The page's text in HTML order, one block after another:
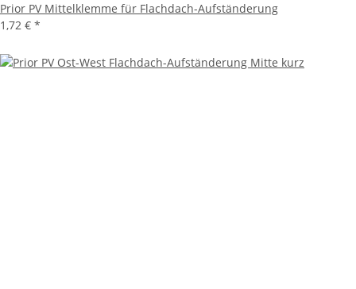
Prior PV Mittelklemme für Flachdach-Aufständerung
1,72 € *